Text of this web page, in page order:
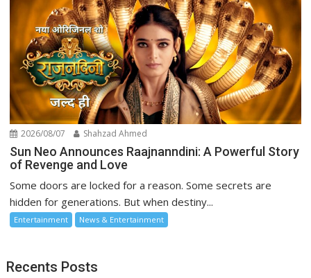
2026/08/07 Shahzad Ahmed
Sun Neo Announces Raajnanndini: A Powerful Story
of Revenge and Love
Some doors are locked for a reason. Some secrets are
hidden for generations. But when destiny...
Entertainment News & Entertainment
Recents Posts